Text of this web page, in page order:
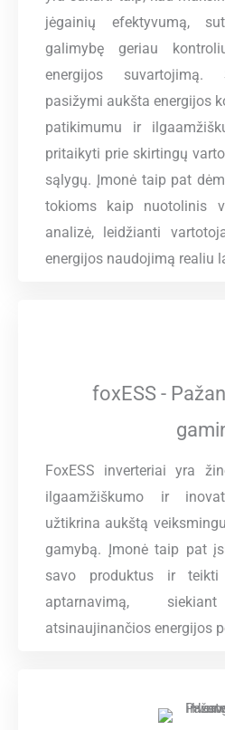
jėgainių efektyvumą,
galimybę geriau
energijos suvartojimą.
pasižymi aukšta energijos
patikimumu ir
pritaikyti prie skirtingų
sąlygų. Įmonė taip pat
tokioms kaip nuotolinis
analizė, leidžianti
energijos naudojimą realiu
foxESS -
FoxESS inverteriai yra
ilgaamžiškumo ir
užtikrina aukštą
gamybą. Įmonė taip pat
savo produktus ir teikti
aptarnavimą,
atsinaujinančios energijos